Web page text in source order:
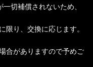
切補償されないため、
り、交換に応じます。
合がありますので予めご